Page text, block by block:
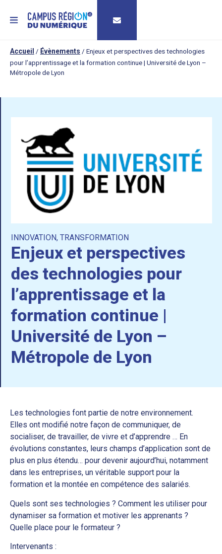
MENU
Accueil / Évènements / Enjeux et perspectives des technologies
pour l’apprentissage et la formation continue | Université de Lyon –
Métropole de Lyon
INNOVATION, TRANSFORMATION
Enjeux et perspectives
des technologies pour
l’apprentissage et la
formation continue |
Université de Lyon –
Métropole de Lyon
Les technologies font partie de notre environnement.
Elles ont modifié notre façon de communiquer, de
socialiser, de travailler, de vivre et d’apprendre … En
évolutions constantes, leurs champs d’application sont de
plus en plus étendu… pour devenir aujourd’hui, notamment
dans les entreprises, un véritable support pour la
formation et la montée en compétence des salariés.
Quels sont ses technologies ? Comment les utiliser pour
dynamiser sa formation et motiver les apprenants ?
Quelle place pour le formateur ?
Intervenants :